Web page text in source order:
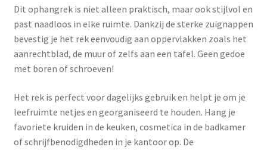
Dit ophangrek is niet alleen praktisch, maar ook stijlvol en
past naadloos in elke ruimte. Dankzij de sterke zuignappen
bevestig je het rek eenvoudig aan oppervlakken zoals het
aanrechtblad, de muur of zelfs aan een tafel. Geen gedoe
met boren of schroeven!
Het rek is perfect voor dagelijks gebruik en helpt je om je
leefruimte netjes en georganiseerd te houden. Hang je
favoriete kruiden in de keuken, cosmetica in de badkamer
of schrijfbenodigdheden in je kantoor op. De